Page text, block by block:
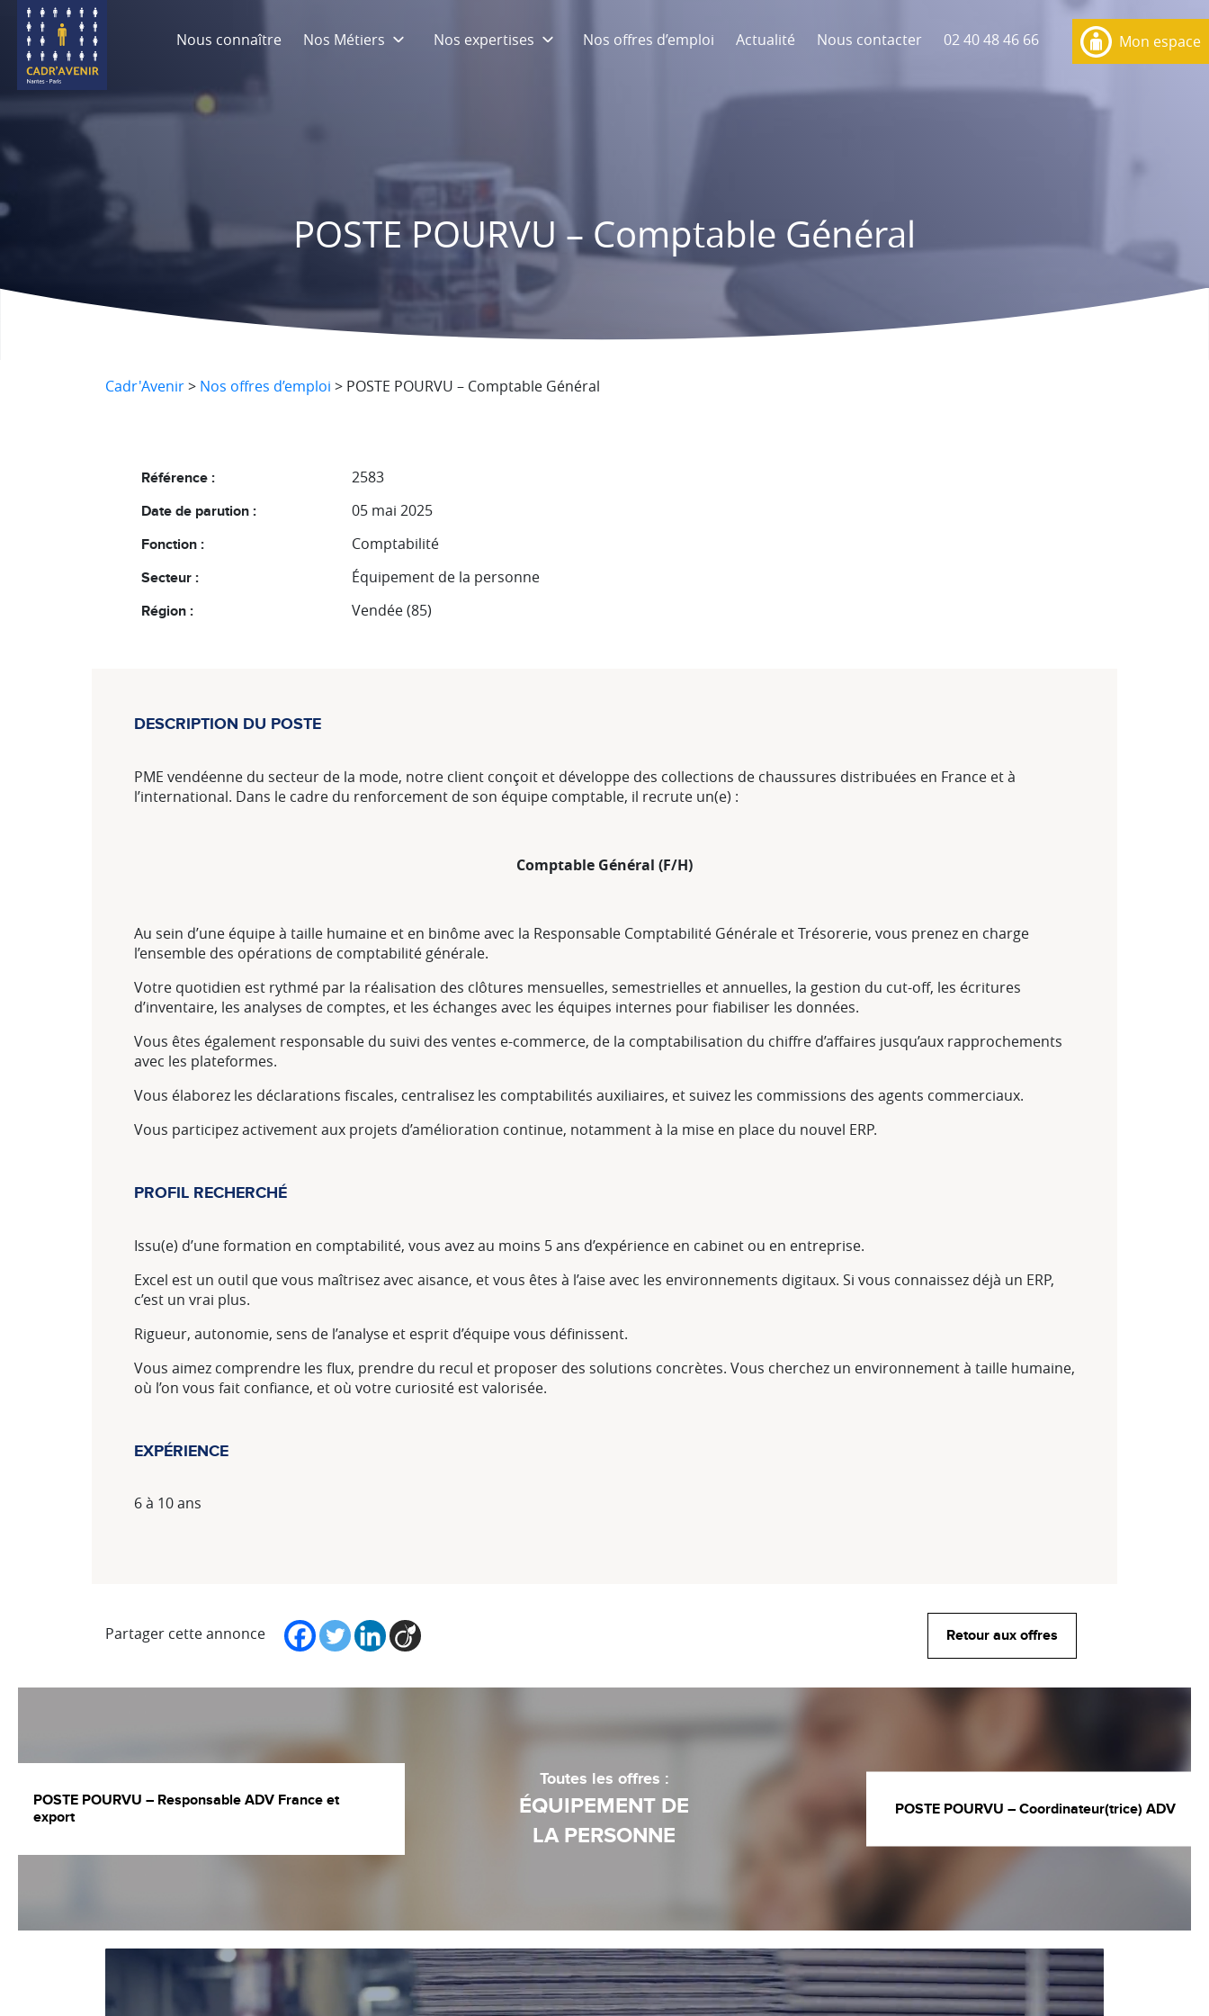
Nous connaître Nos Métiers Nos expertises Nos offres d’emploi Actualité Nous contacter 02 40 48 46 66
POSTE POURVU – Comptable Général
Mon espace
Cadr'Avenir> Nos offres d’emploi > POSTE POURVU – Comptable Général
Référence : 2583
Date de parution : 05 mai 2025
Fonction : Comptabilité
Secteur : Équipement de la personne
Région : Vendée (85)
DESCRIPTION DU POSTE
PME vendéenne du secteur de la mode, notre client conçoit et développe des collections de chaussures distribuées en France et à
l’international. Dans le cadre du renforcement de son équipe comptable, il recrute un(e) :
Comptable Général (F/H)
Au sein d’une équipe à taille humaine et en binôme avec la Responsable Comptabilité Générale et Trésorerie, vous prenez en charge
l’ensemble des opérations de comptabilité générale.
Votre quotidien est rythmé par la réalisation des clôtures mensuelles, semestrielles et annuelles, la gestion du cut-off, les écritures
d’inventaire, les analyses de comptes, et les échanges avec les équipes internes pour fiabiliser les données.
Vous êtes également responsable du suivi des ventes e-commerce, de la comptabilisation du chiffre d’affaires jusqu’aux rapprochements
avec les plateformes.
Vous élaborez les déclarations fiscales, centralisez les comptabilités auxiliaires, et suivez les commissions des agents commerciaux.
Vous participez activement aux projets d’amélioration continue, notamment à la mise en place du nouvel ERP.
PROFIL RECHERCHÉ
Issu(e) d’une formation en comptabilité, vous avez au moins 5 ans d’expérience en cabinet ou en entreprise.
Excel est un outil que vous maîtrisez avec aisance, et vous êtes à l’aise avec les environnements digitaux. Si vous connaissez déjà un ERP,
c’est un vrai plus.
Rigueur, autonomie, sens de l’analyse et esprit d’équipe vous définissent.
Vous aimez comprendre les flux, prendre du recul et proposer des solutions concrètes. Vous cherchez un environnement à taille humaine,
où l’on vous fait confiance, et où votre curiosité est valorisée.
EXPÉRIENCE
6 à 10 ans
Partager cette annonce Retour aux offres
POSTE POURVU – Responsable ADV France et
export
Toutes les offres :
ÉQUIPEMENT DE
LA PERSONNE
POSTE POURVU – Coordinateur(trice) ADV